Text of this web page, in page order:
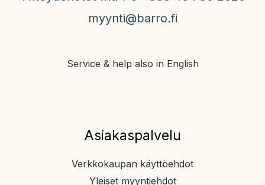
myynti@barro.fi
Service & help also in English
Asiakaspalvelu
Verkkokaupan käyttöehdot
Yleiset myyntiehdot